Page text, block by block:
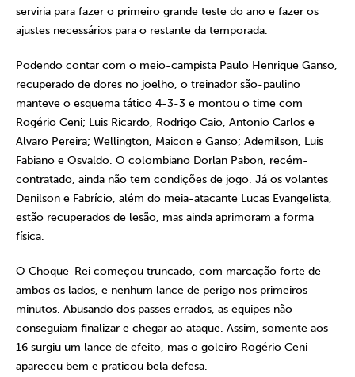
serviria para fazer o primeiro grande teste do ano e fazer os
ajustes necessários para o restante da temporada.
Podendo contar com o meio-campista Paulo Henrique Ganso,
recuperado de dores no joelho, o treinador são-paulino
manteve o esquema tático 4-3-3 e montou o time com
Rogério Ceni; Luis Ricardo, Rodrigo Caio, Antonio Carlos e
Alvaro Pereira; Wellington, Maicon e Ganso; Ademilson, Luis
Fabiano e Osvaldo. O colombiano Dorlan Pabon, recém-
contratado, ainda não tem condições de jogo. Já os volantes
Denilson e Fabrício, além do meia-atacante Lucas Evangelista,
estão recuperados de lesão, mas ainda aprimoram a forma
física.
O Choque-Rei começou truncado, com marcação forte de
ambos os lados, e nenhum lance de perigo nos primeiros
minutos. Abusando dos passes errados, as equipes não
conseguiam finalizar e chegar ao ataque. Assim, somente aos
16 surgiu um lance de efeito, mas o goleiro Rogério Ceni
apareceu bem e praticou bela defesa.